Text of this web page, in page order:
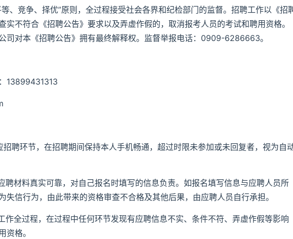
、竞争、择优”原则，全过程接受社会各界和纪检部门的监督。招聘工作以《招
实不符合《招聘公告》要求以及弄虚作假的，取消报考人员的考试和聘用资格。
司对本《招聘公告》拥有最终解释权。监督举报电话：0909-6286663。
13899431313
招聘环节，在招聘期间保持本人手机畅通，超过时限未参加或未回复者，视为自
聘材料真实可靠，对自己报名时填写的信息负责。如报名填写信息与应聘人员所
失信行为，由此带来的资格审查不合格及其他后果，由应聘人员自行承担。
作全过程，在过程中任何环节发现有应聘信息不实、条件不符、弄虚作假等影响
资格。